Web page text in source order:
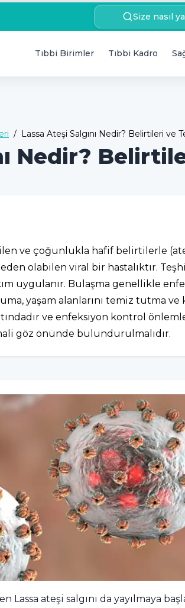
Size nasıl
Tıbbi Birimler Tıbbi Kadro
/ Lassa Ateşi Salgını Nedir? Belirtileri ve
Nedir?
ve çoğunlukla hafif belirtilerle
olabilen viral bir hastalıktır.
uygulanır. Bulaşma genellikle
yaşam alanlarını temiz tutma ve
ve enfeksiyon kontrol
göz önünde bulundurulmalıdır.
ateşi salgını da yayılmaya